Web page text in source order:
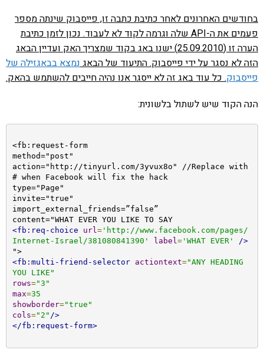
בחודשים האחרונים לאחר כתיבת כתבה זו, פייסבוק שינתה מספר
פעמים את ה-API שלה וגרמה לקוד לא לעבוד. נכון לזמן כתיבת
הערה זו (25.09.2010) ישנו באג בקוד שמצריך האק ועדיין הבאג
הזה לא נסגר על ידי פייסבוק. התיעוד של הבאג נמצא בבאגזילה של
פייסבוק. כל עוד באג זה לא ייסגר אנו נהיה חייבים להשתמש בהאק.
הנה הקוד שיש לשתול בלשונית:
<fb:request-form
method="post"
action="http://tinyurl.com/3yvux8o" //Replace with
# when Facebook will fix the hack
type="Page"
invite="true"
import_external_friends=”false”
content="WHAT EVER YOU LIKE TO SAY
<fb:req-choice
url='http://www.facebook.com/pages/
Internet-Israel/381080841390'
label='WHAT EVER'
/>
">
<fb:multi-friend-selector
actiontext="ANY HEADING
YOU LIKE"
rows="3"
max=35
showborder="true"
cols="2" />
</fb:request-form>